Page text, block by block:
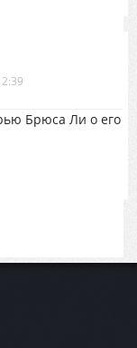
Брюса Ли о его